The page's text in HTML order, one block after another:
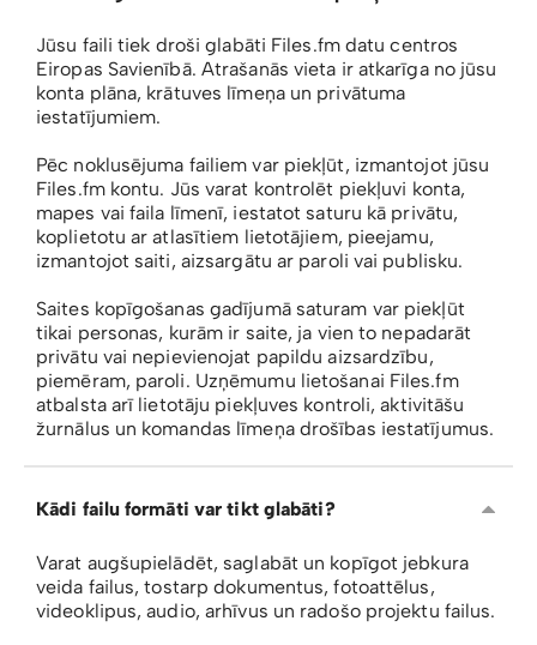
Jūsu faili tiek droši glabāti Files.fm datu centros
Eiropas Savienībā. Atrašanās vieta ir atkarīga no jūsu
konta plāna, krātuves līmeņa un privātuma
iestatījumiem.
Pēc noklusējuma failiem var piekļūt, izmantojot jūsu
Files.fm kontu. Jūs varat kontrolēt piekļuvi konta,
mapes vai faila līmenī, iestatot saturu kā privātu,
koplietotu ar atlasītiem lietotājiem, pieejamu,
izmantojot saiti, aizsargātu ar paroli vai publisku.
Saites kopīgošanas gadījumā saturam var piekļūt
tikai personas, kurām ir saite, ja vien to nepadarāt
privātu vai nepievienojat papildu aizsardzību,
piemēram, paroli. Uzņēmumu lietošanai Files.fm
atbalsta arī lietotāju piekļuves kontroli, aktivitāšu
žurnālus un komandas līmeņa drošības iestatījumus.
Kādi failu formāti var tikt glabāti?
Varat augšupielādēt, saglabāt un kopīgot jebkura
veida failus, tostarp dokumentus, fotoattēlus,
videoklipus, audio, arhīvus un radošo projektu failus.